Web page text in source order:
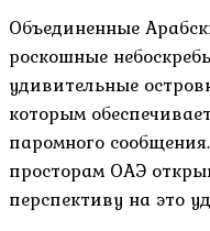
Объединенные
роскошные
удивительные
которым
паромного
просторам ОАЭ
перспективу на это